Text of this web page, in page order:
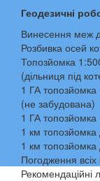
Геодезичні
Винесення меж
Розбивка осей
Топозйомка
(дільниця під
1 ГА топозйомка
(не забудована)
1 ГА
1 км топозйомка
1 км топозйомка
Погодження всіх
Рекомендаційні